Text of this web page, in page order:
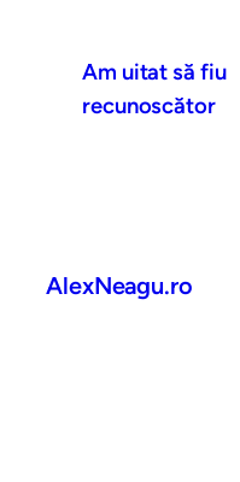
Am uitat să fiu
recunoscător
AlexNeagu.ro